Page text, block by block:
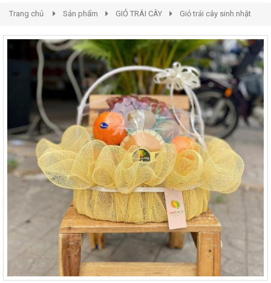
Trang chủ Sản phẩm GIỎ TRÁI CÂY Giỏ trái cây sinh nhật